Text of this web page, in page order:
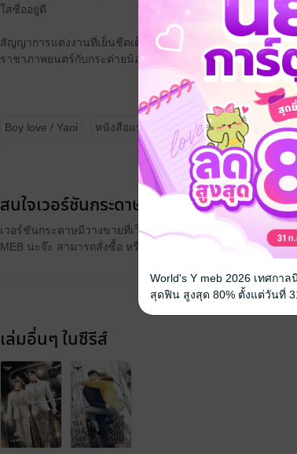
ใสซื่ออยู่ดี
สัญญาการแต่งงานที่เย็นชืดเต็มไปข้อห้ามต่าง ๆ นานา อันเป็
ราชาภาพยนตร์กับกระต่ายน้อยของเขาจะลงเอยกันอย่างไร ข
Boy love / Yaoi หนังสือแปล นิยายจีนแปล ตลก ว
สนใจเวอร์ชันกระดาษ เชิญทางนี้!
เวอร์ชันกระดาษมีวางขายที่เว็บไซต์สำนักพิมพ์ จะไม่มีขายโดย
MEB นะจ๊ะ สามารถสั่งซื้อ หรือติดต่อคนขายโดยตรงเลยจ้ะ
เล่มอื่นๆ ในซีรีส์
World's Y meb 2026 เทศกา
สุดฟิน สูงสุด 80% ตั้งแต่วันที่